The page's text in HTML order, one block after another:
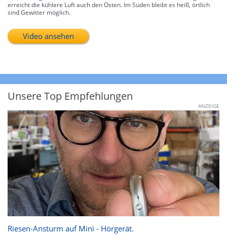
erreicht die kühlere Luft auch den Osten. Im Süden bleibt es heiß, örtlich
sind Gewitter möglich.
Video ansehen
Unsere Top Empfehlungen
ANZEIGE
Riesen-Ansturm auf Mini - Hörgerät.